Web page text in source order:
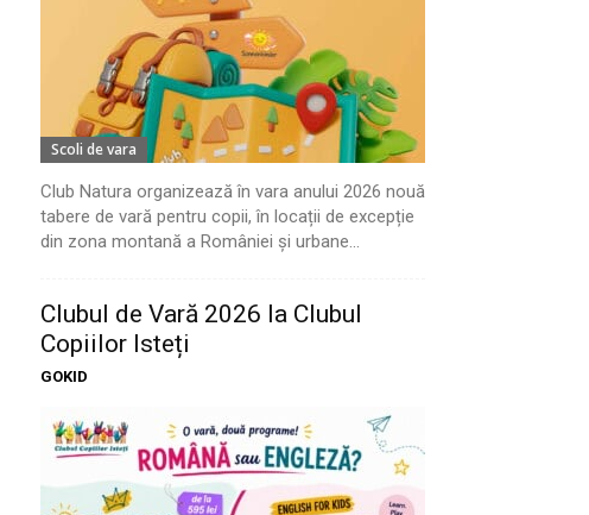
Scoli de vara
Club Natura organizează în vara anului 2026 nouă
tabere de vară pentru copii, în locații de excepție
din zona montană a României și urbane...
Clubul de Vară 2026 la Clubul
Copiilor Isteți
GOKID